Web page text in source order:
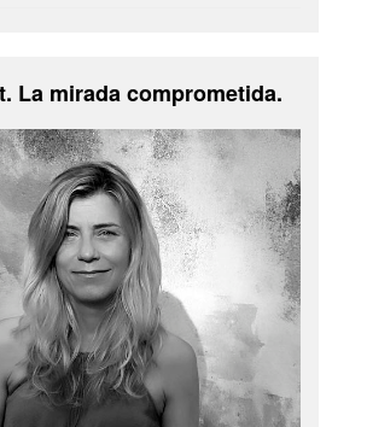
La mirada comprometida.